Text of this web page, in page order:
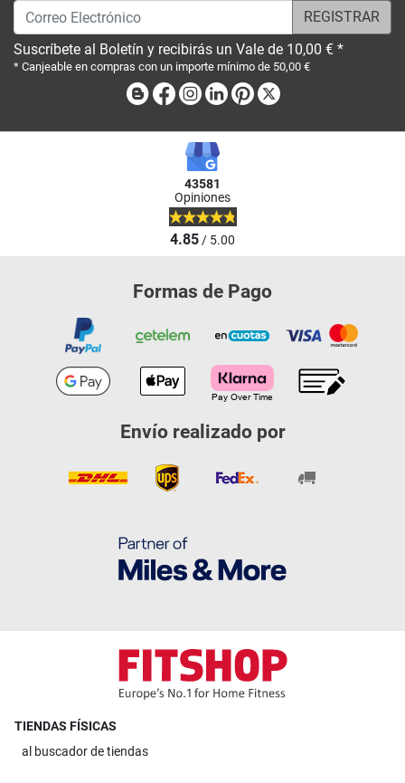
Correo Electrónico
Suscríbete al Boletín y recibirás un Vale de 10,00 € *
* Canjeable en compras con un importe mínimo de 50,00 €
BlogFacebook
Instagram
LinkedinPinterest
43581
Opiniones
4.85/ 5.00
Formas de Pago
Envío realizado por
TIENDAS FÍSICAS
al buscador de tiendas